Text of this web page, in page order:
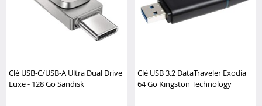
Clé USB-C/USB-A Ultra Dual Drive
Luxe - 128 Go Sandisk
Clé USB 3.2 DataTraveler Exodia
64 Go Kingston Technology